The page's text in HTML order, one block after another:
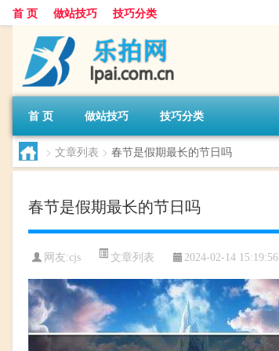
首 页 做站技巧 技巧分类
首 页 做站技巧 技巧分类
> 文章列表 > 春节是假期最长的节日吗
春节是假期最长的节日吗
网友:cjs 文章列表 2024-02-14 15:19:56